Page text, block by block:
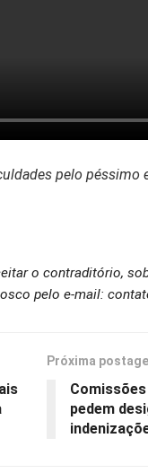
pelo péssimo
o contraditório,
pelo e-mail:
Próxima
pedem